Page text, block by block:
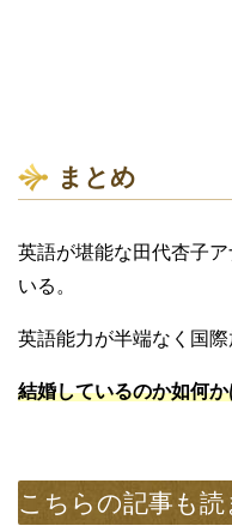
まとめ
英語が堪能な田代杏子
いる。
英語能力が半端なく国際
結婚しているのか如何
こちらの記事も